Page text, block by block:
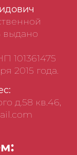
выдано
101361475
2015 года.
д.58 кв.46,